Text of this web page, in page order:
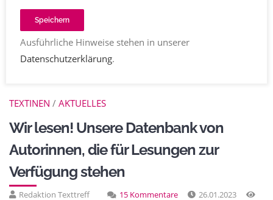
Einträge aus der Kategorie
TEXTINEN / AKTUELLES
Wir lesen! Unsere Datenbank von
Autorinnen, die für Lesungen zur
Verfügung stehen
Redaktion Texttreff 15 Kommentare
26.01.2023
Speichern
Ausführliche Hinweise stehen in unserer
Datenschutzerklärung.